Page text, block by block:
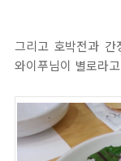
그리고 호박전과 간
와이푸님이 별로라